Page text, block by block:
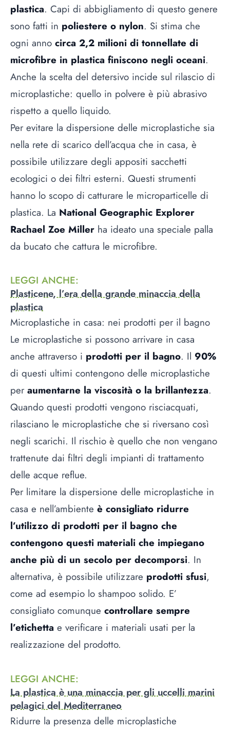
plastica. Capi di abbigliamento di questo genere
sono fatti in poliestere o nylon. Si stima che
ogni anno circa 2,2 milioni di tonnellate di
microfibre in plastica finiscono negli oceani.
Anche la scelta del detersivo incide sul rilascio di
microplastiche: quello in polvere è più abrasivo
rispetto a quello liquido.
Per evitare la dispersione delle microplastiche sia
nella rete di scarico dell’acqua che in casa, è
possibile utilizzare degli appositi sacchetti
ecologici o dei filtri esterni. Questi strumenti
hanno lo scopo di catturare le microparticelle di
plastica. La National Geographic Explorer
Rachael Zoe Miller ha ideato una speciale palla
da bucato che cattura le microfibre.
LEGGI ANCHE:
Plasticene, l’era della grande minaccia della
plastica
Microplastiche in casa: nei prodotti per il bagno
Le microplastiche si possono arrivare in casa
anche attraverso i prodotti per il bagno. Il 90%
di questi ultimi contengono delle microplastiche
per aumentarne la viscosità o la brillantezza.
Quando questi prodotti vengono risciacquati,
rilasciano le microplastiche che si riversano così
negli scarichi. Il rischio è quello che non vengano
trattenute dai filtri degli impianti di trattamento
delle acque reflue.
Per limitare la dispersione delle microplastiche in
casa e nell’ambiente è consigliato ridurre
l’utilizzo di prodotti per il bagno che
contengono questi materiali che impiegano
anche più di un secolo per decomporsi. In
alternativa, è possibile utilizzare prodotti sfusi,
come ad esempio lo shampoo solido. E’
consigliato comunque controllare sempre
l’etichetta e verificare i materiali usati per la
realizzazione del prodotto.
LEGGI ANCHE:
La plastica è una minaccia per gli uccelli marini
pelagici del Mediterraneo
Ridurre la presenza delle microplastiche